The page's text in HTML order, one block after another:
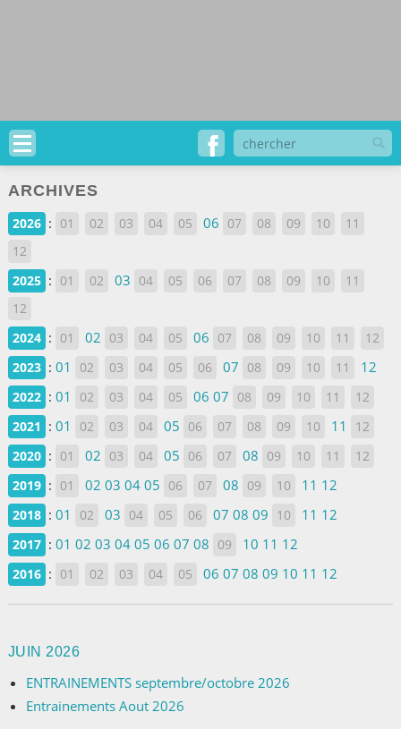
ARCHIVES
2026 : 01 02 03 04 05 06 07 08 09 10
11
12
2025 : 01 02 03 04 05 06 07 08 09 10
11
12
2024 : 01 02 03 04 05 06 07 08 09 10 11
12
2023 : 01 02 03 04 05 06 07 08 09 10 11 12
2022 : 01 02 03 04 05 06 07 08 09 10 11
12
2021 : 01 02 03 04 05 06 07 08 09 10 11
12
2020 : 01 02 03 04 05 06 07 08 09 10 11
12
2019 : 01 02 03 04 05 06 07 08 09 10 11 12
2018 : 01 02 03 04 05 06 07 08 09 10 11 12
2017 : 01 02 03 04 05 06 07 08 09 10 11 12
2016 : 01 02 03 04 05 06 07 08 09 10 11 12
JUIN 2026
ENTRAINEMENTS septembre/octobre 2026
Entrainements Aout 2026